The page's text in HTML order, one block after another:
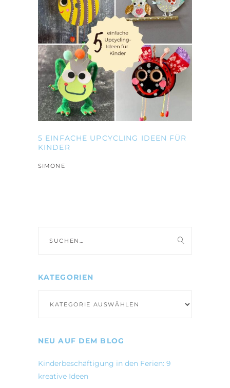
5 EINFACHE UPCYCLING IDEEN FÜR
KINDER
SIMONE
nach:
KATEGORIEN
NEU AUF DEM BLOG
Kinderbeschäftigung in den Ferien: 9
kreative Ideen